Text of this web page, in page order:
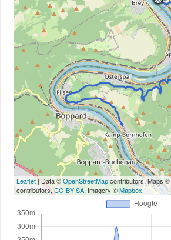
Leaflet| Data ©OpenStreetMapcontributors, Maps ©
contributors,CC-BY-SA, Imagery ©Mapbox